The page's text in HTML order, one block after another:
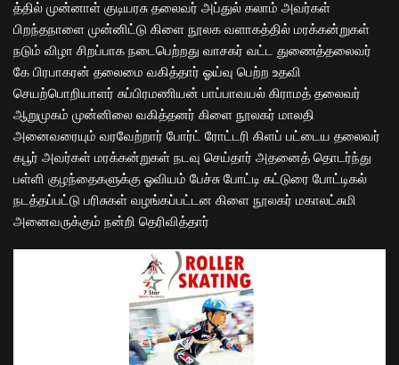
த்தில் முன்னாள் குடியரசு தலைவர் அப்துல் கலாம் அவர்கள்
பிறந்தநாளை முன்னிட்டு கிளை நூலக வளாகத்தில் மரக்கன்றுகள்
நடும் விழா சிறப்பாக நடைபெற்றது வாசகர் வட்ட துணைத்தலைவர்
கே பிரபாகரன் தலைமை வகித்தார் ஓய்வு பெற்ற உதவி
செயற்பொறியாளர் சுப்பிரமணியன் பாப்பாவயல் கிராமத் தலைவர்
ஆறுமுகம் முன்னிலை வகித்தனர் கிளை நூலகர் மாலதி
அனைவரையும் வரவேற்றார் போர்ட் ரோட்டரி கிளப் பட்டைய தலைவர்
கபூர் அவர்கள் மரக்கன்றுகள் நடவு செய்தார் அதனைத் தொடர்ந்து
பள்ளி குழந்தைகளுக்கு ஓவியம் பேச்சு போட்டி கட்டுரை போட்டிகல்
நடத்தப்பட்டு பரிசுகள் வழங்கப்பட்டன கிளை நூலகர் மகாலட்சுமி
அனைவருக்கும் நன்றி தெரிவித்தார்